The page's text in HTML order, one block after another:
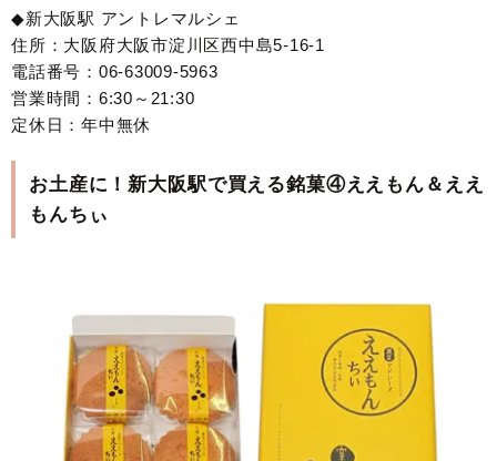
◆新大阪駅 アントレマルシェ
住所：大阪府大阪市淀川区西中島5-16-1
電話番号：06-63009-5963
営業時間：6:30～21:30
定休日：年中無休
お土産に！新大阪駅で買える銘菓④ええもん＆ええ
もんちぃ